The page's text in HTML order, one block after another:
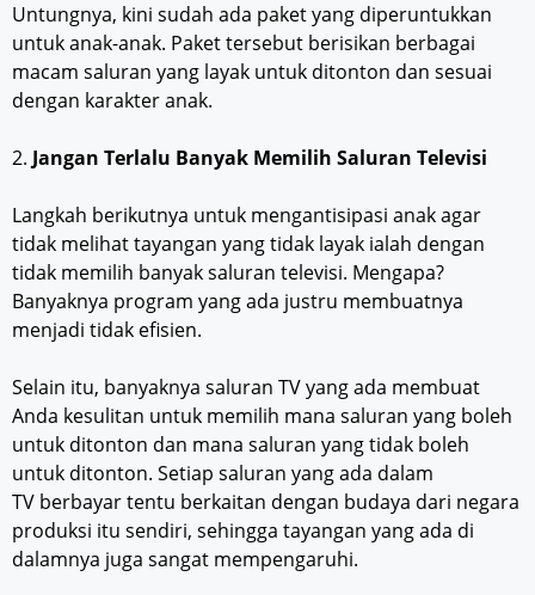
Untungnya, kini sudah ada paket yang diperuntukkan
untuk anak-anak. Paket tersebut berisikan berbagai
macam saluran yang layak untuk ditonton dan sesuai
dengan karakter anak.
2. Jangan Terlalu Banyak Memilih Saluran Televisi
Langkah berikutnya untuk mengantisipasi anak agar
tidak melihat tayangan yang tidak layak ialah dengan
tidak memilih banyak saluran televisi. Mengapa?
Banyaknya program yang ada justru membuatnya
menjadi tidak efisien.
Selain itu, banyaknya saluran TV yang ada membuat
Anda kesulitan untuk memilih mana saluran yang boleh
untuk ditonton dan mana saluran yang tidak boleh
untuk ditonton. Setiap saluran yang ada dalam
TV berbayar tentu berkaitan dengan budaya dari negara
produksi itu sendiri, sehingga tayangan yang ada di
dalamnya juga sangat mempengaruhi.